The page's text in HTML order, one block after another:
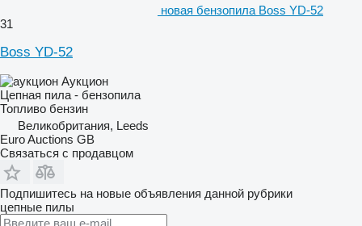
новая бензопила Boss YD-52
31
Boss YD-52
Аукцион
Цепная пила - бензопила
Топливо бензин
Великобритания, Leeds
Euro Auctions GB
Связаться с продавцом
Подпишитесь на новые объявления данной рубрики
цепные пилы